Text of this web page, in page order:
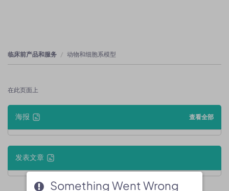
临床前产品和服务 动物和细胞系模型
在此页面上
海报 查看全部
发表文章
Something Went Wrong
Something Went Wrong